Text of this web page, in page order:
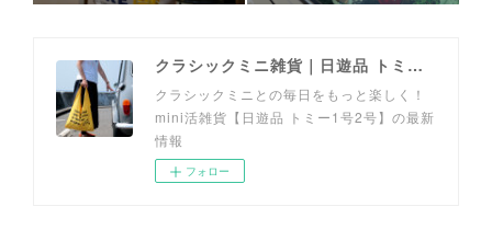
クラシックミニ雑貨｜日遊品 トミー1号2号
クラシックミニとの毎日をもっと楽しく！
mini活雑貨【日遊品 トミー1号2号】の最新
情報
フォロー